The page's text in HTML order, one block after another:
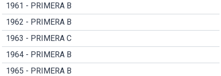
1961 - PRIMERA B
1962 - PRIMERA B
1963 - PRIMERA C
1964 - PRIMERA B
1965 - PRIMERA B